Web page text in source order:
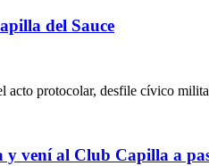
del Sauce
acto protocolar, desfile cívico
vení al Club Capilla a